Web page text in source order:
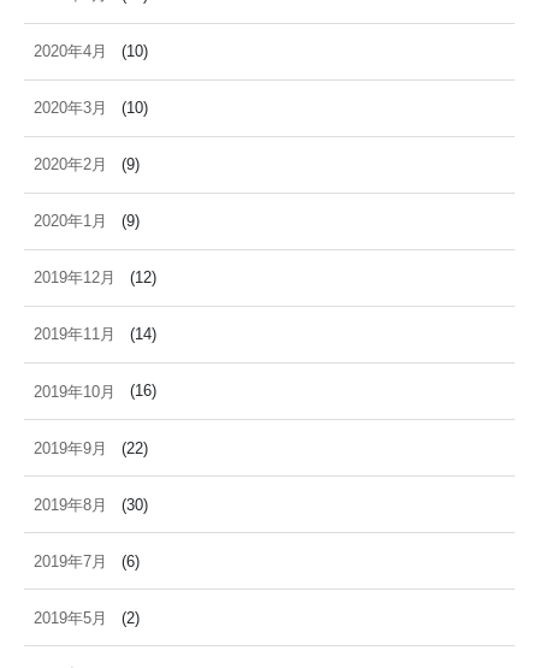
2020年4月 (10)
2020年3月 (10)
2020年2月 (9)
2020年1月 (9)
2019年12月 (12)
2019年11月 (14)
2019年10月 (16)
2019年9月 (22)
2019年8月 (30)
2019年7月 (6)
2019年5月 (2)